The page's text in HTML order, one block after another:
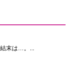
末は…。...